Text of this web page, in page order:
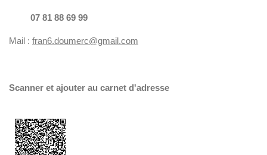
07 81 88 69 99
Mail : fran6.doumerc@gmail.com
Scanner et ajouter au carnet d'adresse